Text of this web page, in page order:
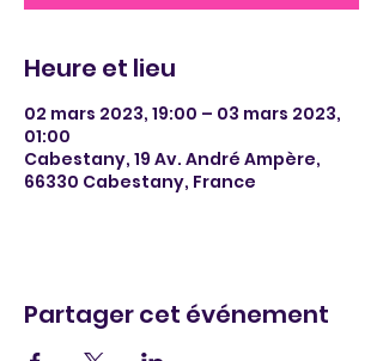
Heure et lieu
02 mars 2023, 19:00 – 03 mars 2023,
01:00
Cabestany, 19 Av. André Ampère,
66330 Cabestany, France
Partager cet événement